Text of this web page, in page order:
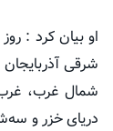
او بیان کرد :
شرقی
شمال غرب،
دریای خزر و